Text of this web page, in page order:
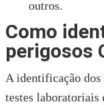
outros.
Como
perigosos
A identificação dos
testes